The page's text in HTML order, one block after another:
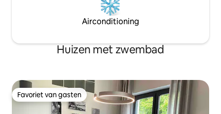
Airconditioning
Huizen met zwembad
Favoriet van gasten
Favoriet van gasten